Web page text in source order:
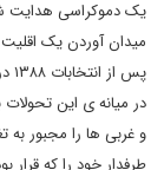
یک دموکراسی هدایت
میدان آوردن یک
پس از انتخابات ۱۳۸۸ در ایران صورت دادند و البته شکست خوردند.
در میانه ی این تحولات
و غربی ها را مجبور به
طرفدار خود را که قرار